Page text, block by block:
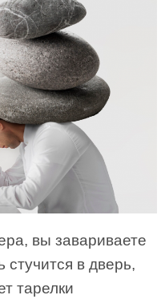
вы завариваете
стучится в дверь,
тарелки